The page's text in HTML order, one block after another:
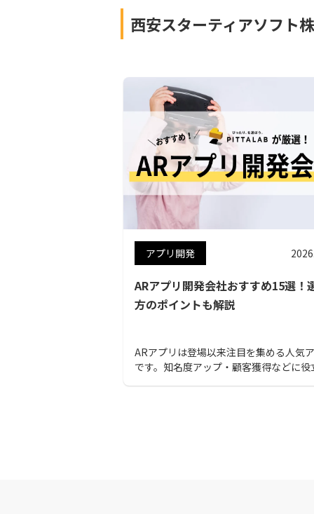
西安スターティアソフト
アプリ開発
ARアプリ開発会社おすすめ15選！
方のポイントも解説
ARアプリは登場以来注目を集める人気
です。知名度アップ・顧客獲得などに役